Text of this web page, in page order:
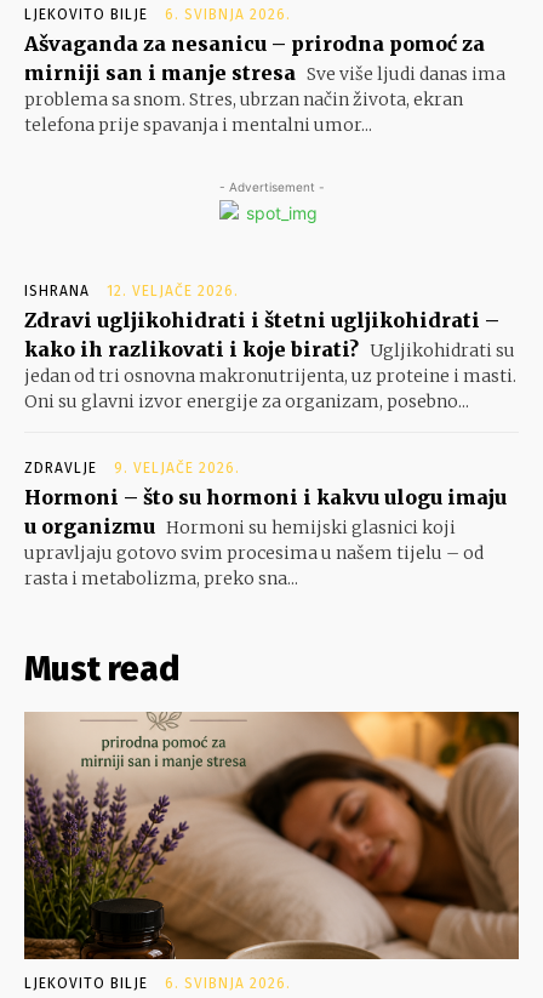
LJEKOVITO BILJE 6. SVIBNJA 2026.
Ašvaganda za nesanicu – prirodna pomoć za
mirniji san i manje stresa Sve više ljudi danas ima
problema sa snom. Stres, ubrzan način života, ekran
telefona prije spavanja i mentalni umor...
- Advertisement -
ISHRANA 12. VELJAČE 2026.
Zdravi ugljikohidrati i štetni ugljikohidrati –
kako ih razlikovati i koje birati? Ugljikohidrati su
jedan od tri osnovna makronutrijenta, uz proteine i masti.
Oni su glavni izvor energije za organizam, posebno...
ZDRAVLJE 9. VELJAČE 2026.
Hormoni – što su hormoni i kakvu ulogu imaju
u organizmu Hormoni su hemijski glasnici koji
upravljaju gotovo svim procesima u našem tijelu – od
rasta i metabolizma, preko sna...
Must read
LJEKOVITO BILJE 6. SVIBNJA 2026.